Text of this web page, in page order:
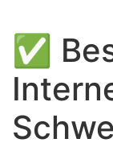
✅